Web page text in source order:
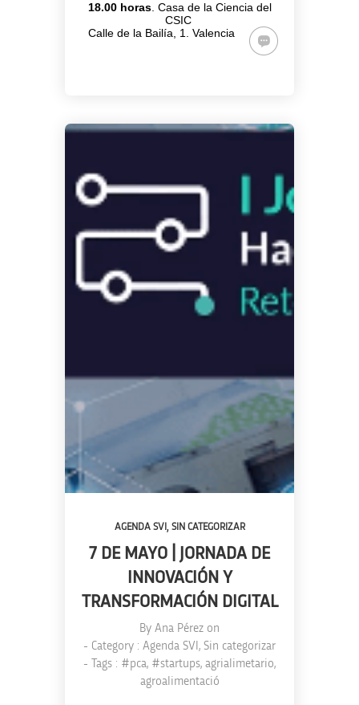
18.00 horas. Casa de la Ciencia del
CSIC
Calle de la Bailía, 1. Valencia
AGENDA SVI, SIN CATEGORIZAR
7 DE MAYO | JORNADA DE
INNOVACIÓN Y
TRANSFORMACIÓN DIGITAL
By Ana Pérez on
- Category : Agenda SVI , Sin categorizar
- Tags : #pca, #startups, agrialimetario,
agroalimentació